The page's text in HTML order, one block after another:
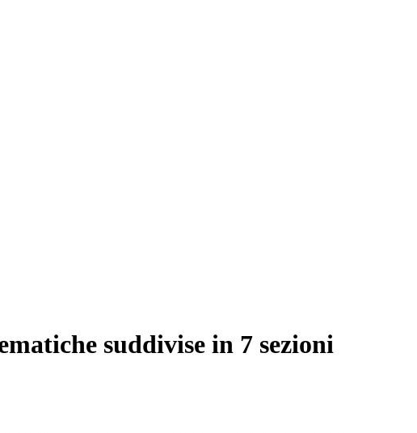
suddivise in 7 sezioni